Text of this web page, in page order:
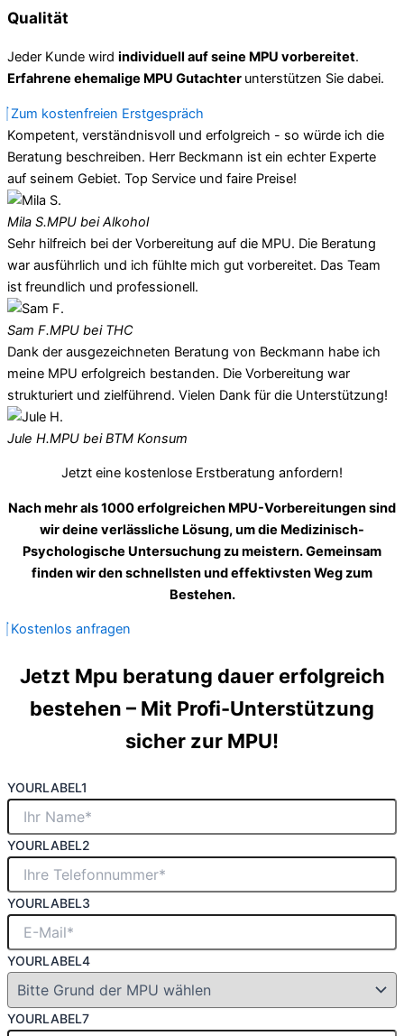
Qualität
Jeder Kunde wird individuell auf seine MPU vorbereitet.
Erfahrene ehemalige MPU Gutachter unterstützen Sie dabei.
Zum kostenfreien Erstgespräch
Kompetent, verständnisvoll und erfolgreich - so würde ich die
Beratung beschreiben. Herr Beckmann ist ein echter Experte
auf seinem Gebiet. Top Service und faire Preise!
Mila S.MPU bei Alkohol
Sehr hilfreich bei der Vorbereitung auf die MPU. Die Beratung
war ausführlich und ich fühlte mich gut vorbereitet. Das Team
ist freundlich und professionell.
Sam F.MPU bei THC
Dank der ausgezeichneten Beratung von Beckmann habe ich
meine MPU erfolgreich bestanden. Die Vorbereitung war
strukturiert und zielführend. Vielen Dank für die Unterstützung!
Jule H.MPU bei BTM Konsum
Jetzt eine kostenlose Erstberatung anfordern!
Nach mehr als 1000 erfolgreichen MPU-Vorbereitungen sind
wir deine verlässliche Lösung, um die Medizinisch-
Psychologische Untersuchung zu meistern. Gemeinsam
finden wir den schnellsten und effektivsten Weg zum
Bestehen.
Kostenlos anfragen
Jetzt Mpu beratung dauer erfolgreich
bestehen – Mit Profi-Unterstützung
sicher zur MPU!
YOURLABEL1
YOURLABEL2
YOURLABEL3
YOURLABEL4
YOURLABEL7